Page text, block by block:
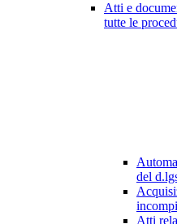
Atti e
tutte le
del
Atti